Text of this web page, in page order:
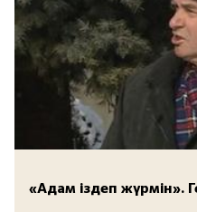
«Адам іздеп жүрмін».